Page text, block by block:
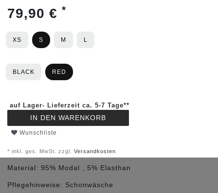
79,90 € *
XS S M L
BLACK RED
auf Lager- Lieferzeit ca. 5-7 Tage**
IN DEN WARENKORB
Wunschliste
* inkl. ges. MwSt. zzgl. Versandkosten
Material: 95% Modal , 5% Elasthan
Pflegehinweise: Schonwäsche